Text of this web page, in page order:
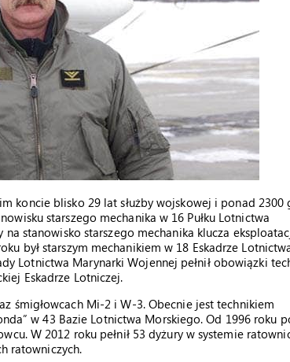
koncie blisko 29 lat służby wojskowej i ponad 2300
starszego mechanika w 16 Pułku Lotnictwa
stanowisko starszego mechanika klucza
był starszym mechanikiem w 18 Eskadrze
Lotnictwa Marynarki Wojennej pełnił obowiązki
Eskadrze Lotniczej.
śmigłowcach Mi-2 i W-3. Obecnie jest technikiem
w 43 Bazie Lotnictwa Morskiego. Od 1996 roku
W 2012 roku pełnił 53 dyżury w systemie
ratowniczych.